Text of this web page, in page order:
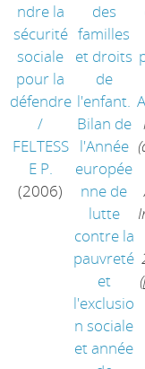
ndre la
sécurité
sociale
pour la
défendre
/
FELTESS
E P.
(2006)
des
familles
et droits
de
l'enfant.
Bilan de
l'Année
europée
nne de
lutte
contre la
pauvreté
et
l'exclusio
n sociale
et année